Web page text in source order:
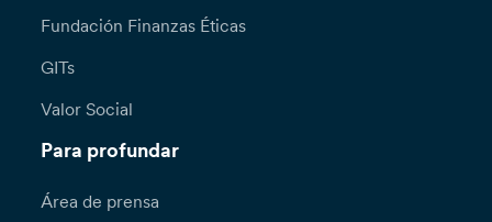
Fundación Finanzas Éticas
GITs
Valor Social
Para profundar
Área de prensa